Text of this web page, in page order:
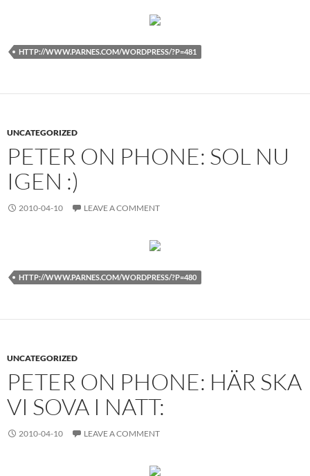
HTTP://WWW.PARNES.COM/WORDPRESS/?P=481
UNCATEGORIZED
PETER ON PHONE: SOL NU
IGEN :)
2010-04-10 LEAVE A COMMENT
HTTP://WWW.PARNES.COM/WORDPRESS/?P=480
UNCATEGORIZED
PETER ON PHONE: HÄR SKA
VI SOVA I NATT:
2010-04-10 LEAVE A COMMENT